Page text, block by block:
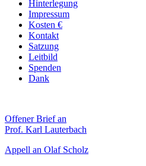
Hinterlegung
Impressum
Kosten €
Kontakt
Satzung
Leitbild
Spenden
Dank
Offener Brief an
Prof. Karl Lauterbach
Appell an Olaf Scholz